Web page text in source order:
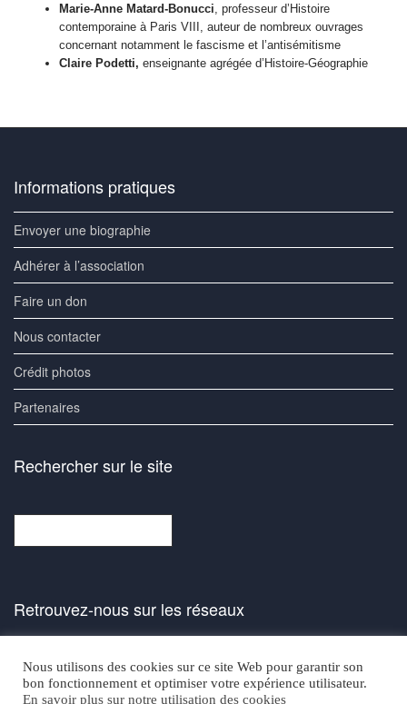
Marie-Anne Matard-Bonucci , professeur d’Histoire
contemporaine à Paris VIII, auteur de nombreux ouvrages
concernant notamment le fascisme et l’antisémitisme
Claire Podetti, enseignante agrégée d’Histoire-Géographie
Informations pratiques
Envoyer une biographie
Adhérer à l’association
Faire un don
Nous contacter
Crédit photos
Partenaires
Rechercher sur le site
Retrouvez-nous sur les réseaux
Nous utilisons des cookies sur ce site Web pour garantir son
bon fonctionnement et optimiser votre expérience utilisateur.
En savoir plus sur notre utilisation des cookies